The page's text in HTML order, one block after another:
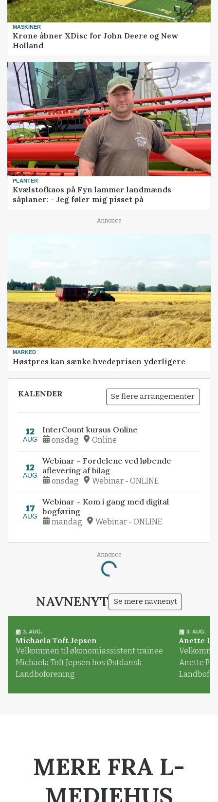
MASKINER
Krone åbner XDisc for John Deere og New
Holland
PLANTER
Kvælstofkaos på Fyn lammer landmænds
såplaner: - Jeg føler mig pisset på
Annonce
MARKED
Høstpres kan sænke hvedeprisen yderligere
KALENDER Se flere arrangementer
12
AUG
InterCount kursus Online
onsdag Online
12
AUG
Webinar – Fordelene ved løbende
aflevering af bilag
onsdag Webinar - ONLINE
17
AUG
Webinar – Kom i gang med digital
bogføring
mandag Webinar - ONLINE
Annonce
Loading...
NAVNENYT Se mere navnenyt
3. AUG.
Michaela Toft Jepsen
Velkommen til økonomiassistent trainee
Michaela Toft Jepsen hos Østdansk
Landboforening
3. AUG.
Anette
Anette
MERE FRA L-
MEDIEHUS